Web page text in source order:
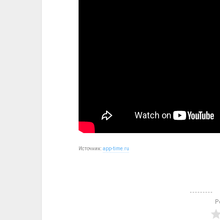
Источник:app-time.ru